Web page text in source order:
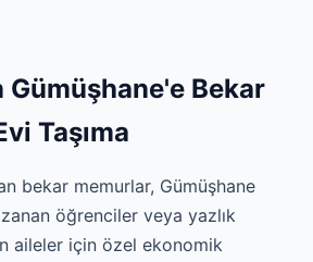
Gümüşhane'e Bekar
Taşıma
bekar memurlar, Gümüşhane
öğrenciler veya yazlık
aileler için özel ekonomik